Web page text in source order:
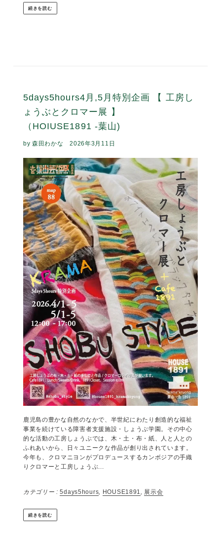
の三人展 】です。 地元神奈川を拠点に、それぞれの自宅工
房で作品づくりをされている３人の作家さん、aoao
dress(服)の青瀬美智子さん, asatte(アクセサリー)の羽田麻子
さん、emi kubota(帽子)の窪田恵美子...
続きを読む
5days5hours4月,5月特別企画 【 工房し
ょうぶとクロマー展 】
（HOIUSE1891 -葉山)
by 森田わかな 2026年3月11日